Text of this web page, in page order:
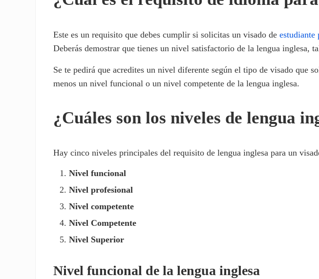
Este es un requisito que debes cumplir si solicitas un visado deestudiante
Deberás demostrar que tienes un nivel satisfactorio de la lengua inglesa,
Se te pedirá que acredites un nivel diferente según el tipo de visado que
menos un nivel funcional o un nivel competente de la lengua inglesa.
¿Cuáles son los niveles de lengua
Hay cinco niveles principales del requisito de lengua inglesa para un
Nivel funcional
Nivel profesional
Nivel competente
Nivel Competente
Nivel Superior
Nivel funcional de la lengua inglesa